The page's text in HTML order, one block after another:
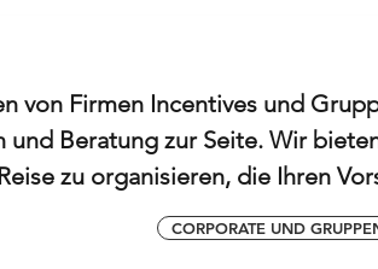
von Firmen Incentives und
Beratung zur Seite. Wir
zu organisieren, die Ihren
CORPORATE UND